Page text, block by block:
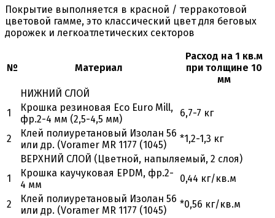
Покрытие выполняется в красной / терракотовой
цветовой гамме, это классический цвет для беговых
дорожек и легкоатлетических секторов
№ Материал
Расход на 1 кв.м
при толщине 10
мм
НИЖНИЙ СЛОЙ
1
Крошка резиновая Eco Euro Mill,
фр.2-4 мм (2,5-4,5 мм)
6,7-7 кг
2
Клей полиуретановый Изолан 56
или др. (Voramer MR 1177 (1045)
*1,2-1,3 кг
ВЕРХНИЙ СЛОЙ (Цветной, напыляемый, 2 слоя)
1
Крошка каучуковая EPDM, фр.2-
4 мм
0,44 кг/кв.м
2
Клей полиуретановый Изолан 56
или др. (Voramer MR 1177 (1045)
*0,56 кг/кв.м